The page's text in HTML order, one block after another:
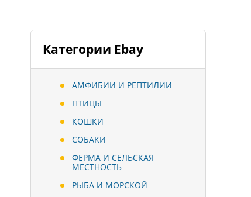
Категории Ebay
АМФИБИИ И РЕПТИЛИИ
ПТИЦЫ
КОШКИ
СОБАКИ
ФЕРМА И СЕЛЬСКАЯ
МЕСТНОСТЬ
РЫБА И МОРСКОЙ